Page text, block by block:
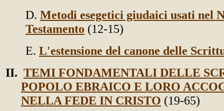
D. Metodi esegetici giudaici usati nel
Testamento (12-15)
E. L'estensione del canone delle
II. TEMI FONDAMENTALI DELLE
POPOLO EBRAICO E LORO
NELLA FEDE IN CRISTO (19-65)